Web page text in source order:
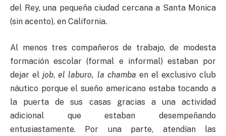
del Rey, una pequeña ciudad cercana a Santa Monica
(sin acento), en California.
Al menos tres compañeros de trabajo, de modesta
formación escolar (formal e informal) estaban por
dejar eljob,el laburo, la chamba en el exclusivo club
náutico porque el sueño americano estaba tocando a
la puerta de sus casas gracias a una actividad
adicional que estaban desempeñando
entusiastamente. Por una parte, atendían las